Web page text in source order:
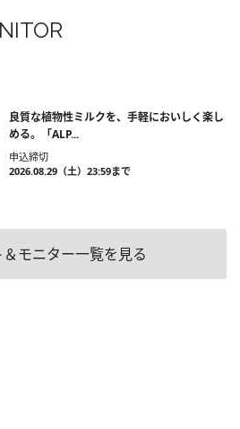
良質な植物性ミルクを、手軽においしく楽し
める。「ALP...
申込締切
2026.08.29（土）23:59まで
モニター一覧を見る